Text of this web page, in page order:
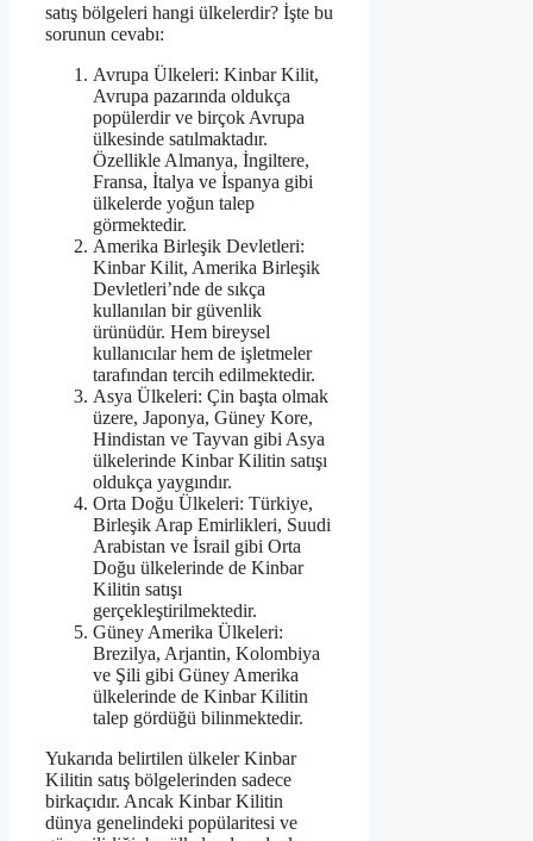
satış bölgeleri hangi ülkelerdir? İşte bu
sorunun cevabı:
Avrupa Ülkeleri: Kinbar Kilit,
Avrupa pazarında oldukça
popülerdir ve birçok Avrupa
ülkesinde satılmaktadır.
Özellikle Almanya, İngiltere,
Fransa, İtalya ve İspanya gibi
ülkelerde yoğun talep
görmektedir.
Amerika Birleşik Devletleri:
Kinbar Kilit, Amerika Birleşik
Devletleri’nde de sıkça
kullanılan bir güvenlik
ürünüdür. Hem bireysel
kullanıcılar hem de işletmeler
tarafından tercih edilmektedir.
Asya Ülkeleri: Çin başta olmak
üzere, Japonya, Güney Kore,
Hindistan ve Tayvan gibi Asya
ülkelerinde Kinbar Kilitin satışı
oldukça yaygındır.
Orta Doğu Ülkeleri: Türkiye,
Birleşik Arap Emirlikleri, Suudi
Arabistan ve İsrail gibi Orta
Doğu ülkelerinde de Kinbar
Kilitin satışı
gerçekleştirilmektedir.
Güney Amerika Ülkeleri:
Brezilya, Arjantin, Kolombiya
ve Şili gibi Güney Amerika
ülkelerinde de Kinbar Kilitin
talep gördüğü bilinmektedir.
Yukarıda belirtilen ülkeler Kinbar
Kilitin satış bölgelerinden sadece
birkaçıdır. Ancak Kinbar Kilitin
dünya genelindeki popülaritesi ve